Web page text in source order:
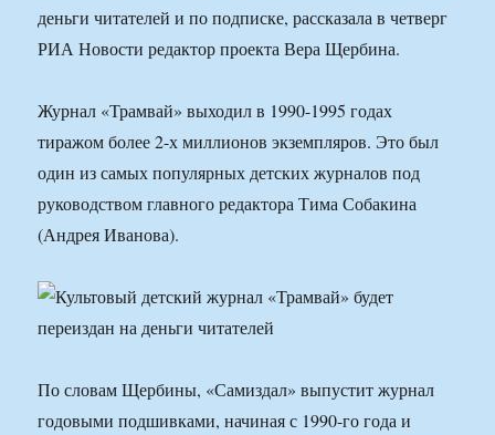
деньги читателей и по подписке, рассказала в четверг
РИА Новости редактор проекта Вера Щербина.
Журнал «Трамвай» выходил в 1990-1995 годах
тиражом более 2-х миллионов экземпляров. Это был
один из самых популярных детских журналов под
руководством главного редактора Тима Собакина
(Андрея Иванова).
По словам Щербины, «Самиздал» выпустит журнал
годовыми подшивками, начиная с 1990-го года и